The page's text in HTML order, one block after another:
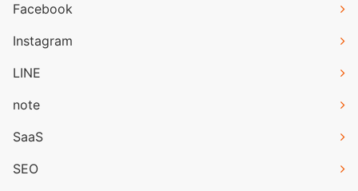
Facebook
Instagram
LINE
note
SaaS
SEO